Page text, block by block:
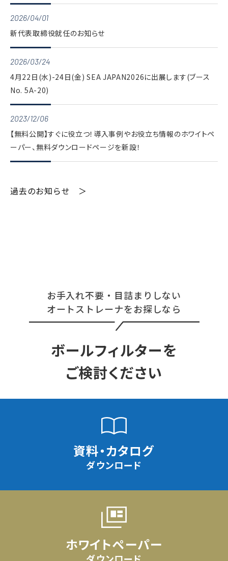
2026/04/01
新代表取締役就任のお知らせ
2026/03/24
4月22日(水)-24日(金) SEA JAPAN2026に出展します(ブース
No. 5A-20)
2023/12/06
【無料公開】すぐに役立つ！導入事例やお役立ち情報のホワイトペ
ーパー、無料ダウンロードページを新設！
過去のお知らせ ＞
お手入れ不要・目詰まりしない
オートストレーナをお探しなら
ボールフィルターを
ご検討ください
資料・カタログ
ダウンロード
ホワイトペーパー